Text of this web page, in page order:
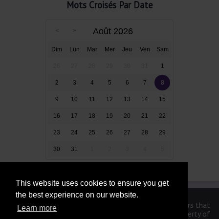
This website uses cookies to ensure you get
the best experience on our website.
Learn more
Mots Croisés Par Date
Août 2026
Dim Lun Mar Mer Jeu Ven Sam
1
2 3 4 5 6 7 8
9 10 11 12 13 14 15
16 17 18 19 20 21 22
23 24 25 26 27 28 29
30 31
We are in no way affiliated or endorsed by the publishers that
have created the games. All images and logos are property of